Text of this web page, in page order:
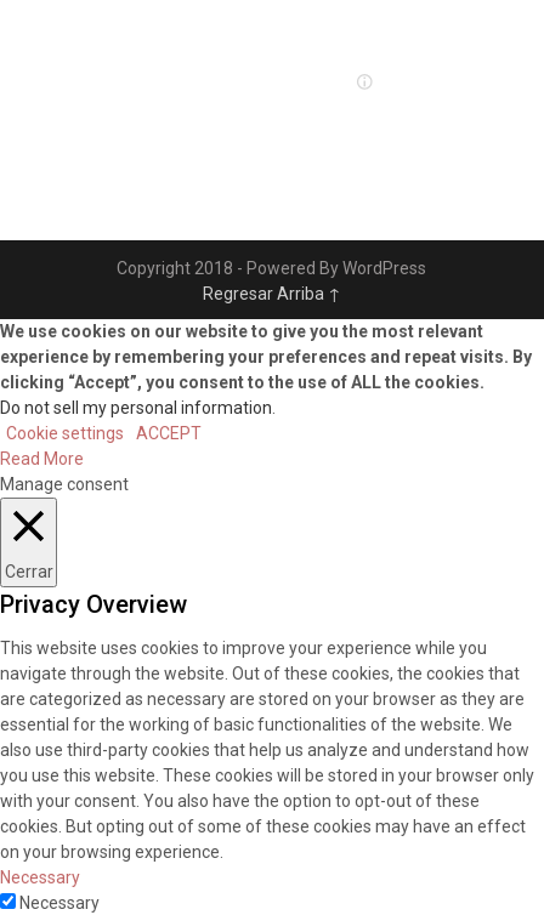
Copyright 2018 - Powered By WordPress
Regresar Arriba ↑
We use cookies on our website to give you the most relevant
experience by remembering your preferences and repeat visits. By
clicking “Accept”, you consent to the use of ALL the cookies.
Do not sell my personal information.
Cookie settings
ACCEPT
Read More
Manage consent
Cerrar
Privacy Overview
This website uses cookies to improve your experience while you
navigate through the website. Out of these cookies, the cookies that
are categorized as necessary are stored on your browser as they are
essential for the working of basic functionalities of the website. We
also use third-party cookies that help us analyze and understand how
you use this website. These cookies will be stored in your browser only
with your consent. You also have the option to opt-out of these
cookies. But opting out of some of these cookies may have an effect
on your browsing experience.
Necessary
Necessary